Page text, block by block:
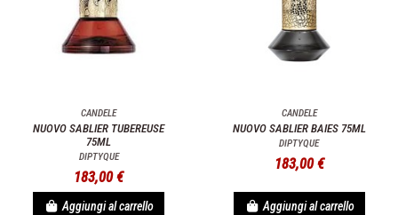
CANDELE
NUOVO SABLIER TUBEREUSE
75ML
DIPTYQUE
183,00 €
Aggiungi al carrello
CANDELE
NUOVO SABLIER BAIES 75ML
DIPTYQUE
183,00 €
Aggiungi al carrello